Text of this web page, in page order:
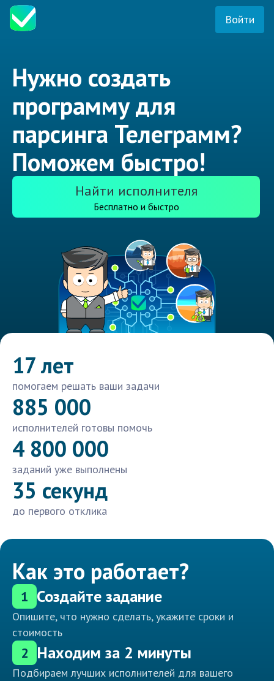
Войти
Нужно создать
программу для
парсинга Телеграмм?
Поможем быстро!
Найти исполнителя
Бесплатно и быстро
17 лет
помогаем решать ваши задачи
885 000
исполнителей готовы помочь
4 800 000
заданий уже выполнены
35 секунд
до первого отклика
Как это работает?
1 Создайте задание
Опишите, что нужно сделать, укажите сроки и
стоимость
2 Находим за 2 минуты
Подбираем лучших исполнителей для вашего